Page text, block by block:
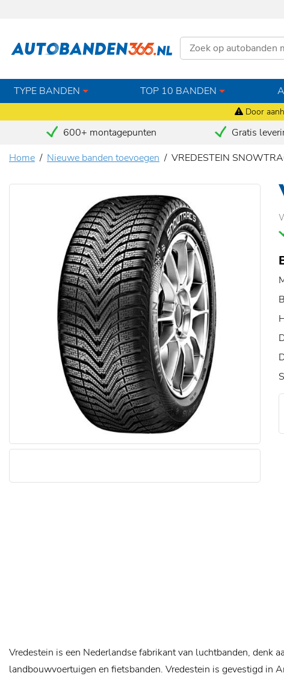
Door
TYPE BANDEN TOP 10 BANDEN
600+ montagepunten Gratis
Home
Nieuwe banden toevoegen VREDESTEIN
Vredestein is een Nederlandse fabrikant van luchtbanden, denk
landbouwvoertuigen en fietsbanden. Vredestein is gevestigd in